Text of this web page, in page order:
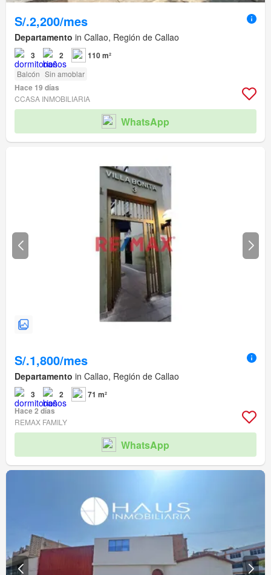
S/.2,200/mes
Departamento in Callao, Región de Callao
3 2 110 m²
Balcón Sin amoblar
Hace 19 días
CCASA INMOBILIARIA
WhatsApp
S/.1,800/mes
Departamento in Callao, Región de Callao
3 2
71 m²
Hace 2 días
REMAX FAMILY
WhatsApp